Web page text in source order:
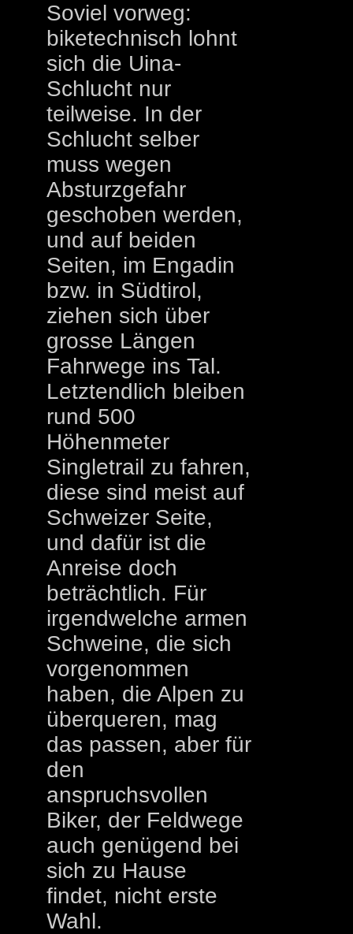
Soviel vorweg:
biketechnisch lohnt
sich die Uina-
Schlucht nur
teilweise. In der
Schlucht selber
muss wegen
Absturzgefahr
geschoben werden,
und auf beiden
Seiten, im Engadin
bzw. in Südtirol,
ziehen sich über
grosse Längen
Fahrwege ins Tal.
Letztendlich bleiben
rund 500
Höhenmeter
Singletrail zu fahren,
diese sind meist auf
Schweizer Seite,
und dafür ist die
Anreise doch
beträchtlich. Für
irgendwelche armen
Schweine, die sich
vorgenommen
haben, die Alpen zu
überqueren, mag
das passen, aber für
den
anspruchsvollen
Biker, der Feldwege
auch genügend bei
sich zu Hause
findet, nicht erste
Wahl.